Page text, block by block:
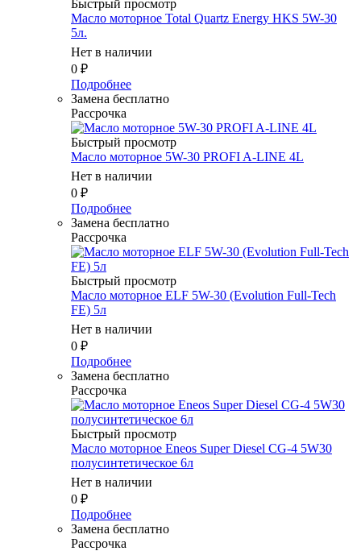
Быстрый просмотр
Масло мотоpное Total Quartz Energy HKS 5W-30
5л.
Нет в наличии
0 ₽
Подробнее
Замена бесплатно
Рассрочка
Быстрый просмотр
Масло моторное 5W-30 PROFI A-LINE 4L
Нет в наличии
0 ₽
Подробнее
Замена бесплатно
Рассрочка
Быстрый просмотр
Масло моторное ELF 5W-30 (Evolution Full-Tech
FE) 5л
Нет в наличии
0 ₽
Подробнее
Замена бесплатно
Рассрочка
Быстрый просмотр
Масло моторное Eneos Super Diesel CG-4 5W30
полусинтетическое 6л
Нет в наличии
0 ₽
Подробнее
Замена бесплатно
Рассрочка